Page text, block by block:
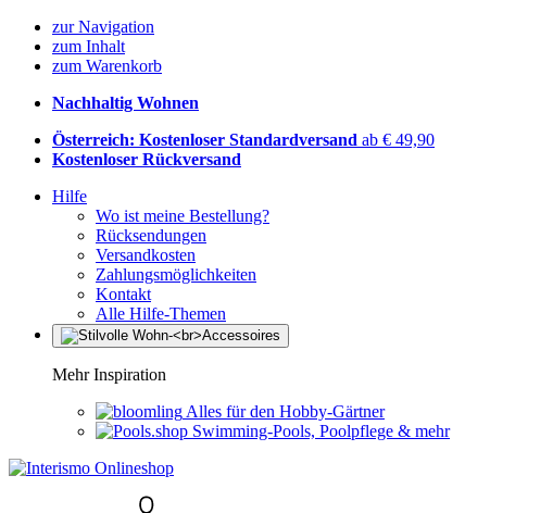
zur Navigation
zum Inhalt
zum Warenkorb
Nachhaltig Wohnen
Österreich: Kostenloser Standardversand ab € 49,90
Kostenloser Rückversand
Hilfe
Wo ist meine Bestellung?
Rücksendungen
Versandkosten
Zahlungsmöglichkeiten
Kontakt
Alle Hilfe-Themen
Mehr Inspiration
Alles für den Hobby-Gärtner
Swimming-Pools, Poolpflege & mehr